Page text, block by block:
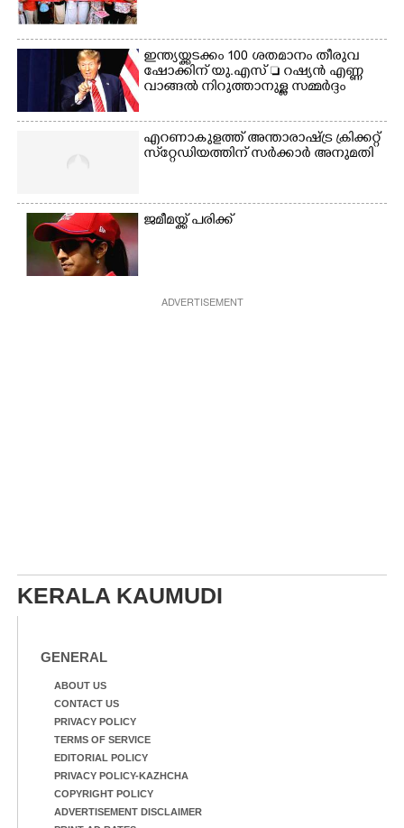
ഇന്ത്യയ്ക്കടക്കം 100 ശതമാനം തീരുവ
ഷോക്കിന് യു.എസ്  റഷ്യൻ എണ്ണ
വാങ്ങൽ നിറുത്താനുള്ള സമ്മർദ്ദം
എറണാകുളത്ത് അന്താരാഷ്ട്ര ക്രിക്കറ്റ്
സ്‌റ്റേഡിയത്തിന് സർക്കാർ അനുമതി
ജമീമയ്ക്ക് പരിക്ക്
ADVERTISEMENT
KERALA KAUMUDI
GENERAL
ABOUT US
CONTACT US
PRIVACY POLICY
TERMS OF SERVICE
EDITORIAL POLICY
PRIVACY POLICY-KAZHCHA
COPYRIGHT POLICY
ADVERTISEMENT DISCLAIMER